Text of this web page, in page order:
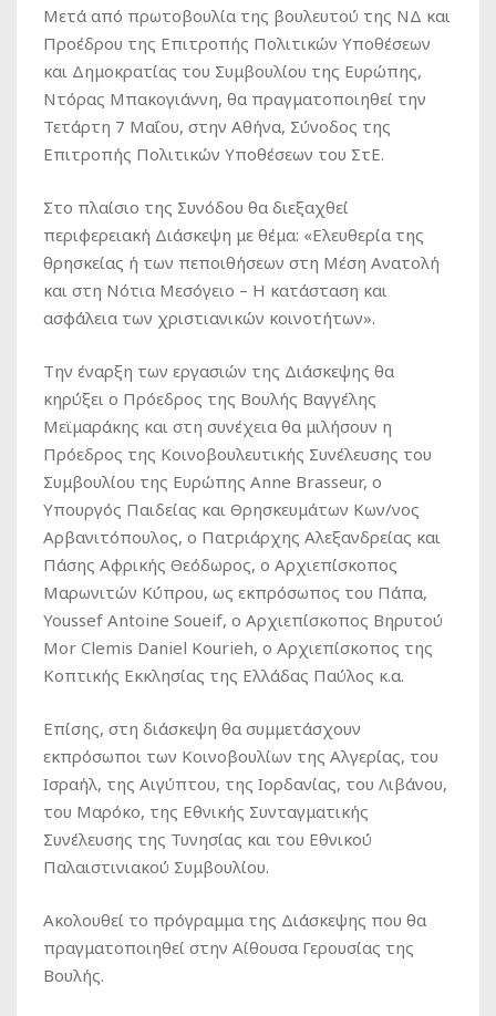
Μετά από πρωτοβουλία της βουλευτού της ΝΔ και
Προέδρου της Επιτροπής Πολιτικών Υποθέσεων
και Δημοκρατίας του Συμβουλίου της Ευρώπης,
Ντόρας Μπακογιάννη, θα πραγματοποιηθεί την
Τετάρτη 7 Μαΐου, στην Αθήνα, Σύνοδος της
Επιτροπής Πολιτικών Υποθέσεων του ΣτΕ.
Στο πλαίσιο της Συνόδου θα διεξαχθεί
περιφερειακή Διάσκεψη με θέμα: «Ελευθερία της
θρησκείας ή των πεποιθήσεων στη Μέση Ανατολή
και στη Νότια Μεσόγειο – Η κατάσταση και
ασφάλεια των χριστιανικών κοινοτήτων».
Την έναρξη των εργασιών της Διάσκεψης θα
κηρύξει ο Πρόεδρος της Βουλής Βαγγέλης
Μεϊμαράκης και στη συνέχεια θα μιλήσουν η
Πρόεδρος της Κοινοβουλευτικής Συνέλευσης του
Συμβουλίου της Ευρώπης Anne Brasseur, ο
Υπουργός Παιδείας και Θρησκευμάτων Κων/νος
Αρβανιτόπουλος, ο Πατριάρχης Αλεξανδρείας και
Πάσης Αφρικής Θεόδωρος, ο Αρχιεπίσκοπος
Μαρωνιτών Κύπρου, ως εκπρόσωπος του Πάπα,
Youssef Antoine Soueif, ο Αρχιεπίσκοπος Βηρυτού
Mor Clemis Daniel Kourieh, ο Αρχιεπίσκοπος της
Κοπτικής Εκκλησίας της Ελλάδας Παύλος κ.α.
Επίσης, στη διάσκεψη θα συμμετάσχουν
εκπρόσωποι των Κοινοβουλίων της Αλγερίας, του
Ισραήλ, της Αιγύπτου, της Ιορδανίας, του Λιβάνου,
του Μαρόκο, της Εθνικής Συνταγματικής
Συνέλευσης της Τυνησίας και του Εθνικού
Παλαιστινιακού Συμβουλίου.
Ακολουθεί το πρόγραμμα της Διάσκεψης που θα
πραγματοποιηθεί στην Αίθουσα Γερουσίας της
Βουλής.